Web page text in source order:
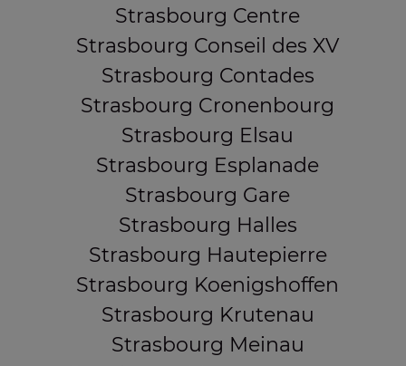
Strasbourg Centre
Strasbourg Conseil des XV
Strasbourg Contades
Strasbourg Cronenbourg
Strasbourg Elsau
Strasbourg Esplanade
Strasbourg Gare
Strasbourg Halles
Strasbourg Hautepierre
Strasbourg Koenigshoffen
Strasbourg Krutenau
Strasbourg Meinau